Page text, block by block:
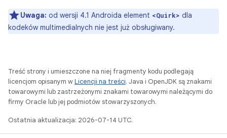
Uwaga: od wersji 4.1 Androida element <Quirk> dla
kodeków multimedialnych nie jest już obsługiwany.
Treść strony i umieszczone na niej fragmenty kodu podlegają
licencjom opisanym wLicencji na treści. Java i OpenJDK są znakami
towarowymi lub zastrzeżonymi znakami towarowymi należącymi do
firmy Oracle lub jej podmiotów stowarzyszonych.
Ostatnia aktualizacja: 2026-07-14 UTC.